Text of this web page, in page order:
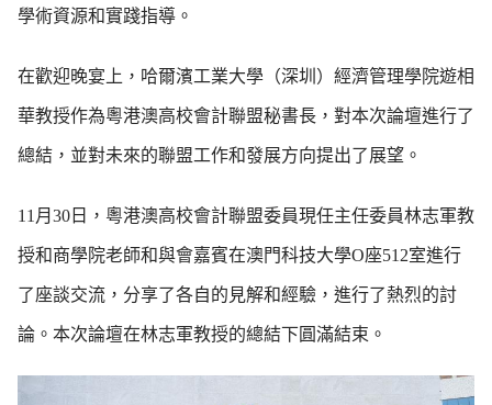
學術資源和實踐指導。
在歡迎晚宴上，哈爾濱工業大學（深圳）經濟管理學院遊相
華教授作為粵港澳高校會計聯盟秘書長，對本次論壇進行了
總結，並對未來的聯盟工作和發展方向提出了展望。
11月30日，粵港澳高校會計聯盟委員現任主任委員林志軍教
授和商學院老師和與會嘉賓在澳門科技大學O座512室進行
了座談交流，分享了各自的見解和經驗，進行了熱烈的討
論。本次論壇在林志軍教授的總結下圓滿結束。